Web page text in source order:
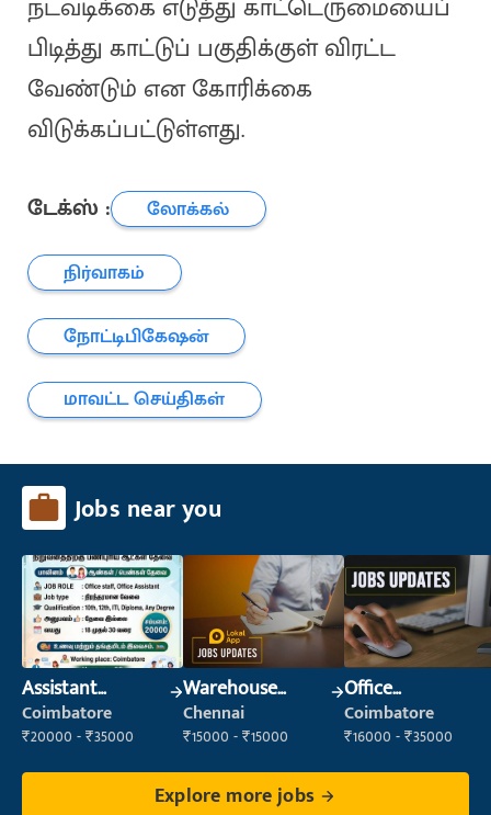
நடவடிக்கை எடுத்து காட்டெருமையைப்
பிடித்து காட்டுப் பகுதிக்குள் விரட்ட
வேண்டும் என கோரிக்கை
விடுக்கப்பட்டுள்ளது.
டேக்ஸ் :
லோக்கல்
நிர்வாகம்
நோட்டிபிகேஷன்
மாவட்ட செய்திகள்
Jobs near you
Assistant
Manager
Coimbatore
₹20000 - ₹35000
Warehouse
Supervisor
(Warehouse &
Chennai
₹15000 - ₹15000
Office
Administrator
Coimbatore
₹16000 - ₹35000
Explore more jobs